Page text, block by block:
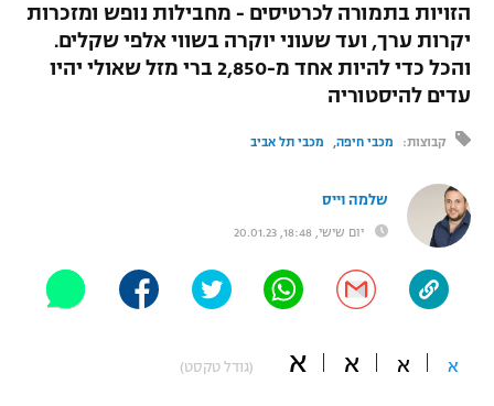
ברחבה
"מעל הליגה" – פודקאסט
"מחצית בשכונה" – פודקאסט
משתתפים וזוכים בפרסים
תקנון משתתפים וזוכים בפרסיםטניס
הפועל באר שבע
מכבי נתניה
בני יהודה
ליגה ברזילאית
ליגות נוספות
אגרוף
ספורט אולימפי
אופניים
ספורט מוטורי
הזויות בתמורה לכרטיסים - מחבילות נופש ומזכרות
יקרות ערך, ועד שעוני יוקרה בשווי אלפי שקלים.
והכל כדי להיות אחד מ-2,850 ברי מזל שאולי יהיו
עדים להיסטוריה
קבוצות: מכבי חיפה מכבי תל אביב
שלמה וייס
יום שישי, 18:48, 20.01.23
א א א א (גודל טקסט)